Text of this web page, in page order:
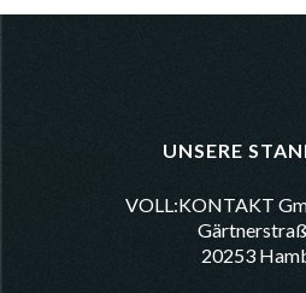
UNSERE
VOLL:KONTAKT
20253